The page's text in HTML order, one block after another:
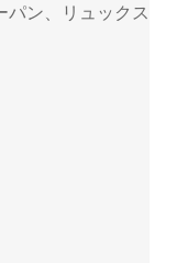
パン、リュックス